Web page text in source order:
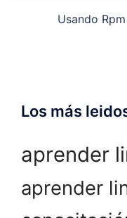
Usando
Los más
aprender
aprender